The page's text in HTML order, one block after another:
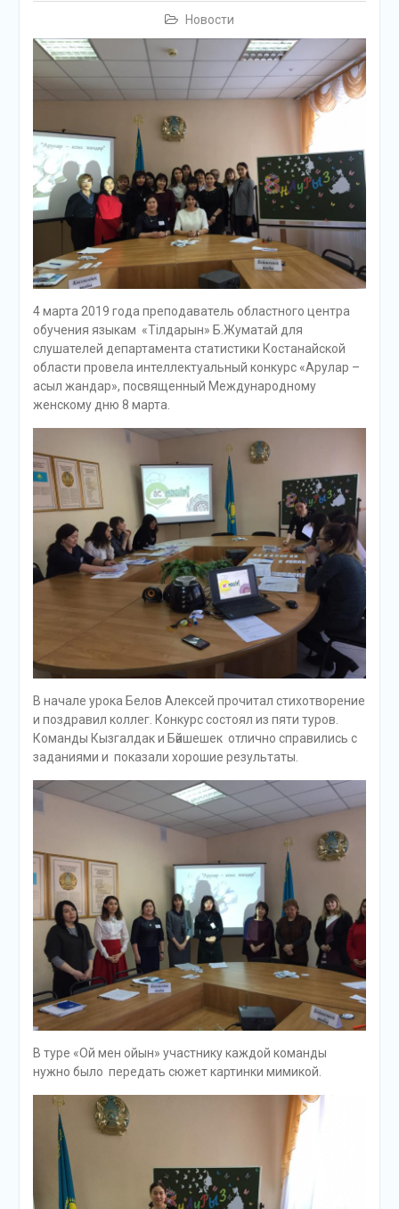
Новости
4 марта 2019 года преподаватель областного центра
обучения языкам «Тілдарын» Б.Жуматай для
слушателей департамента статистики Костанайской
области провела интеллектуальный конкурс «Арулар –
асыл жандар», посвященный Международному
женскому дню 8 марта.
В начале урока Белов Алексей прочитал стихотворение
и поздравил коллег. Конкурс состоял из пяти туров.
Команды Кызгалдак и Бәйшешек отлично справились с
заданиями и показали хорошие результаты.
В туре «Ой мен ойын» участнику каждой команды
нужно было передать сюжет картинки мимикой.